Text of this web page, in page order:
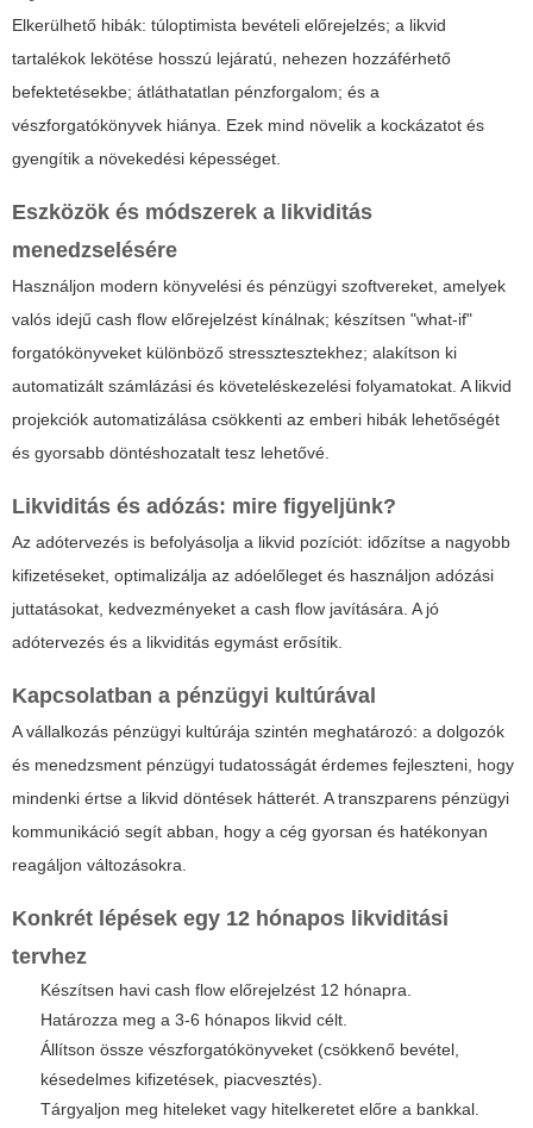
Elkerülhető hibák: túloptimista bevételi előrejelzés; a likvid
tartalékok lekötése hosszú lejáratú, nehezen hozzáférhető
befektetésekbe; átláthatatlan pénzforgalom; és a
vészforgatókönyvek hiánya. Ezek mind növelik a kockázatot és
gyengítik a növekedési képességet.
Eszközök és módszerek a likviditás
menedzselésére
Használjon modern könyvelési és pénzügyi szoftvereket, amelyek
valós idejű cash flow előrejelzést kínálnak; készítsen "what-if"
forgatókönyveket különböző stressztesztekhez; alakítson ki
automatizált számlázási és követeléskezelési folyamatokat. A likvid
projekciók automatizálása csökkenti az emberi hibák lehetőségét
és gyorsabb döntéshozatalt tesz lehetővé.
Likviditás és adózás: mire figyeljünk?
Az adótervezés is befolyásolja a likvid pozíciót: időzítse a nagyobb
kifizetéseket, optimalizálja az adóelőleget és használjon adózási
juttatásokat, kedvezményeket a cash flow javítására. A jó
adótervezés és a likviditás egymást erősítik.
Kapcsolatban a pénzügyi kultúrával
A vállalkozás pénzügyi kultúrája szintén meghatározó: a dolgozók
és menedzsment pénzügyi tudatosságát érdemes fejleszteni, hogy
mindenki értse a likvid döntések hátterét. A transzparens pénzügyi
kommunikáció segít abban, hogy a cég gyorsan és hatékonyan
reagáljon változásokra.
Konkrét lépések egy 12 hónapos likviditási
tervhez
Készítsen havi cash flow előrejelzést 12 hónapra.
Határozza meg a 3-6 hónapos likvid célt.
Állítson össze vészforgatókönyveket (csökkenő bevétel,
késedelmes kifizetések, piacvesztés).
Tárgyaljon meg hiteleket vagy hitelkeretet előre a bankkal.